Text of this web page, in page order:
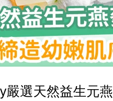
嚴選天然益生元燕